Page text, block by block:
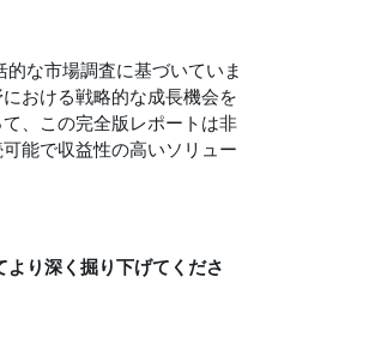
な市場調査に基づいていま
おける戦略的な成長機会を
、この完全版レポートは非​​
能で収益性の高いソリュー
り深く掘り下げてくださ